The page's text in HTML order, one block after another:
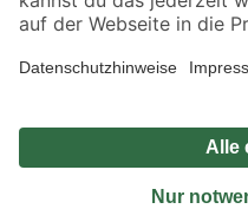
Alle Preisangaben in EUR inkl. gesetzl.
Umständen nicht in allen Märkten
Produkte nur solange der Vorrat reicht.
*Paketversand ab 59 € versandkostenfrei,
Privatsphäre
Nutzungsbedingungen